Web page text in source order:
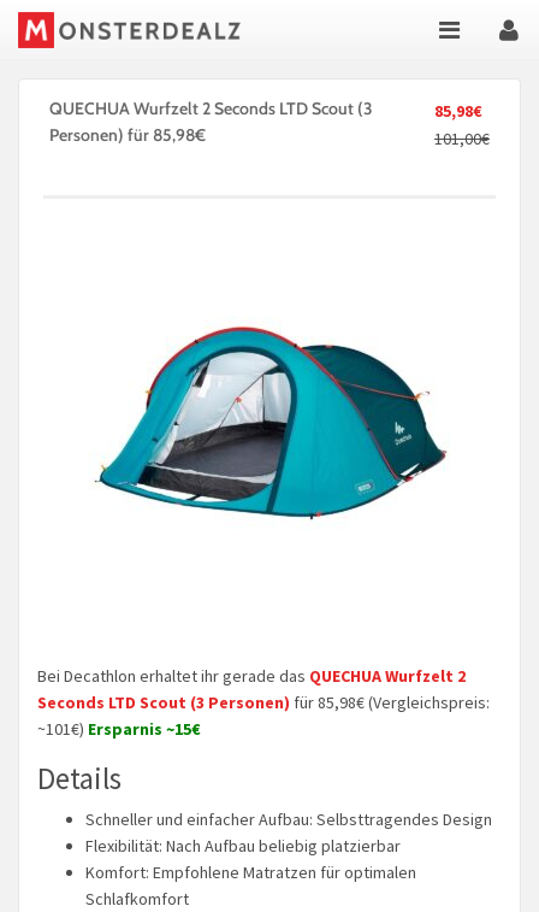
85,98€
101,00€
QUECHUA Wurfzelt 2 Seconds LTD Scout (3
Personen) für 85,98€
Bei Decathlon erhaltet ihr gerade das QUECHUA Wurfzelt 2
Seconds LTD Scout (3 Personen) für 85,98€ (Vergleichspreis:
~101€) Ersparnis ~15€
Details
Schneller und einfacher Aufbau: Selbsttragendes Design
Flexibilität: Nach Aufbau beliebig platzierbar
Komfort: Empfohlene Matratzen für optimalen
Schlafkomfort